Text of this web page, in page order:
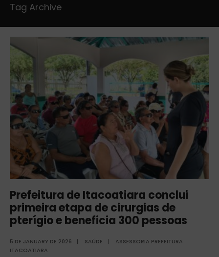
Tag Archive
Prefeitura de Itacoatiara conclui
primeira etapa de cirurgias de
pterígio e beneficia 300 pessoas
5 DE JANUARY DE 2026 | SAÚDE |
ASSESSORIA PREFEITURA
ITACOATIARA